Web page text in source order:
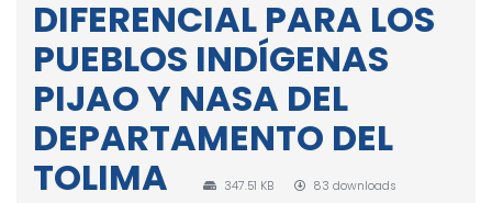
DIFERENCIAL PARA LOS
PUEBLOS INDÍGENAS
PIJAO Y NASA DEL
DEPARTAMENTO DEL
TOLIMA
347.51 KB 83 downloads